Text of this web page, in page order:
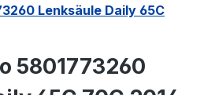
Lenksäule Daily 65C
5801773260